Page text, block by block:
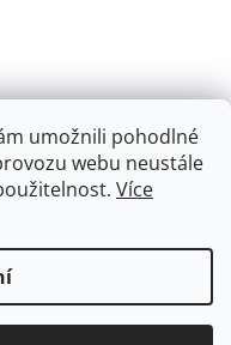
umožnili pohodlné
webu neustále
Více
práva vyhrazena.